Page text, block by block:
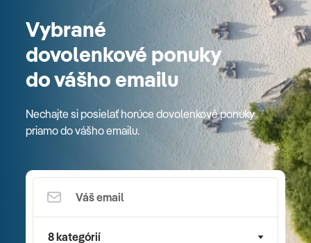
Vybrané
dovolenkové ponuky
do vášho emailu
Nechajte si posielať horúce dovolenkové ponuky
priamo do vášho emailu.
8 kategórií